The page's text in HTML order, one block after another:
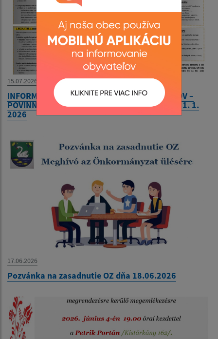
15.07.2026
INFORMÁCIA PRE PREDAJCOV A NÁVŠTEVNÍKOV –
POVINNOSTI NA TRHOVÝCH PODUJATIACH OD 1. 1.
2026
17.06.2026
Pozvánka na zasadnutie OZ dňa 18.06.2026